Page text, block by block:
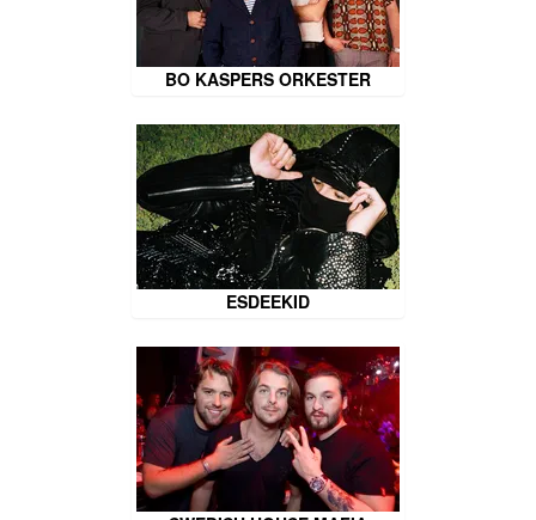
BO KASPERS ORKESTER
ESDEEKID